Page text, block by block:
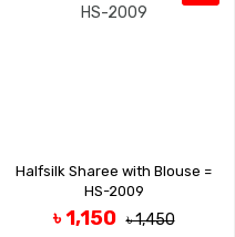
Halfsilk Sharee with Blouse =
HS-2009
৳ 1,150 ৳ 1,450